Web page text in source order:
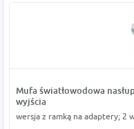
Mufa światłowodowa
wyjścia
wersja z ramką na adaptery; 2